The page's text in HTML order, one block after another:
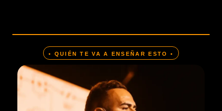
• QUIÉN TE VA A ENSEÑAR ESTO •